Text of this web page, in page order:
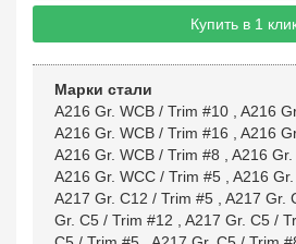
Купить в 1
Марки стали
A216 Gr. WCB / Trim #10
A216
A216 Gr. WCB / Trim #16
A216
A216 Gr. WCB / Trim #8
A216
A216 Gr. WCC / Trim #5
A216
A217 Gr. C12 / Trim #5
A217 Gr.
Gr. C5 / Trim #12
A217 Gr. C5 /